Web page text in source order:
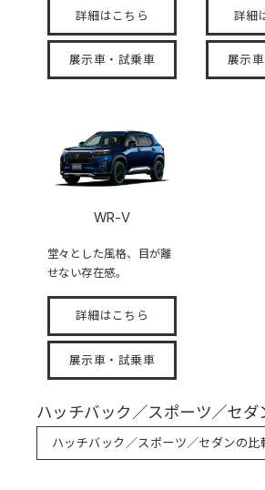
詳細はこちら
展示車・試乗車
詳細
展示
WR-V
堂々とした風格、目が離
せない存在感。
詳細はこちら
展示車・試乗車
ハッチバック／スポーツ／セダ
ハッチバック／スポーツ／セダンの比